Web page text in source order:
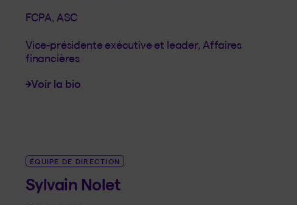
FCPA, ASC
Vice-présidente exécutive et leader, Affaires
financières
Voir la bio
LINK_SR_DE Mélissa Gilbert
ÉQUIPE DE DIRECTION
Sylvain Nolet